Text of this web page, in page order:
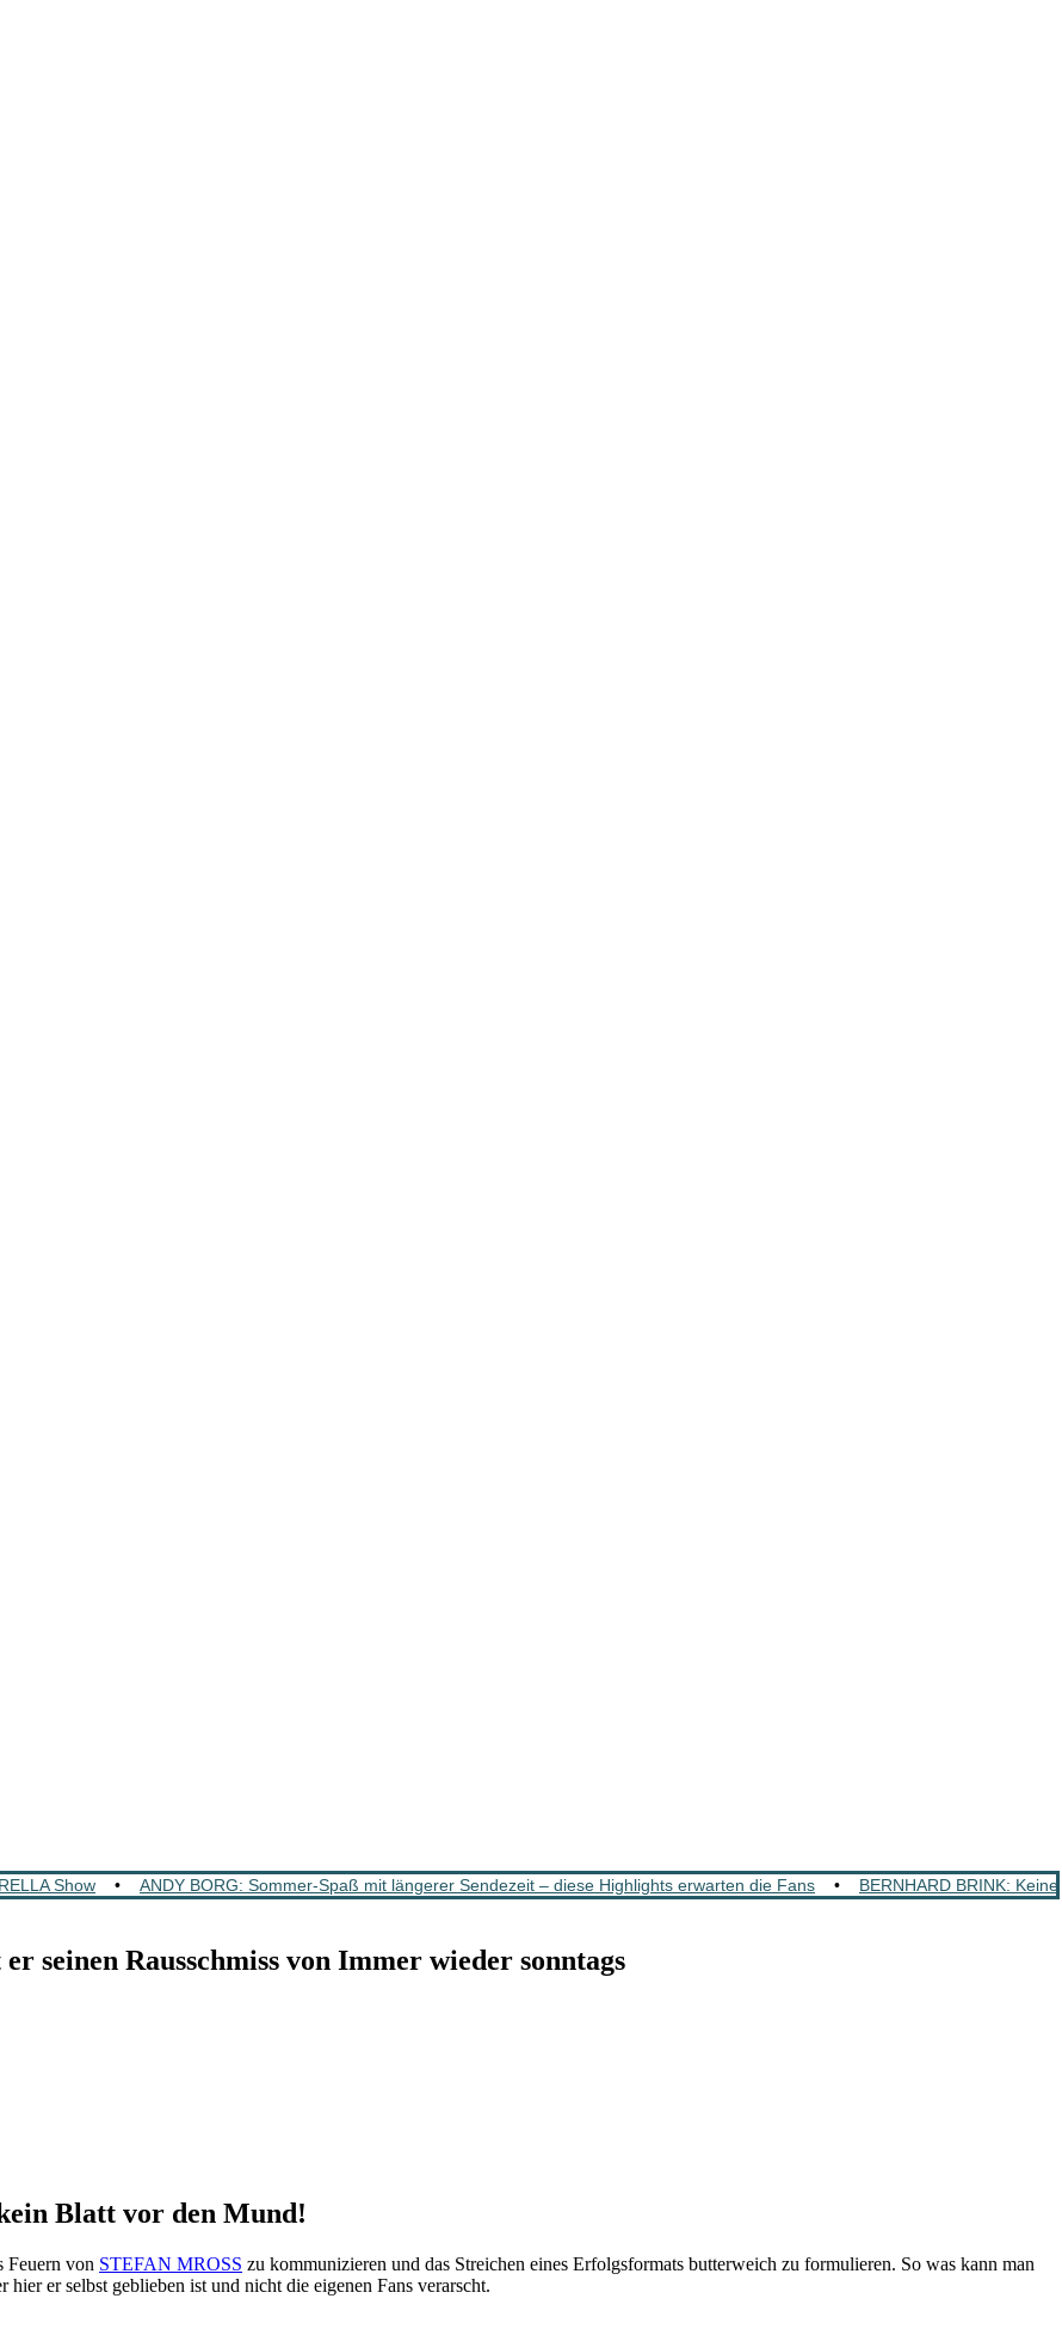
Show • ANDY BORG: Sommer-Spaß mit längerer Sendezeit – diese Highlights erwarten die Fans • BERNHARD BRINK:
seinen Rausschmiss von Immer wieder sonntags
Blatt vor den Mund!
Feuern von STEFAN MROSS zu kommunizieren und das Streichen eines Erfolgsformats butterweich zu formulieren. So was kann man
er selbst geblieben ist und nicht die eigenen Fans verarscht.